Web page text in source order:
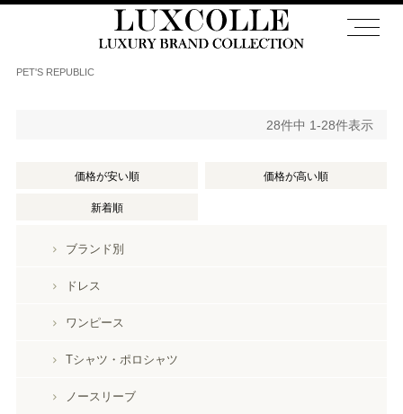
PET'S REPUBLIC
価格が安い順 価格が高い順
新着順
28件中 1-28件表示
ブランド別
ドレス
ワンピース
Tシャツ・ポロシャツ
ノースリーブ